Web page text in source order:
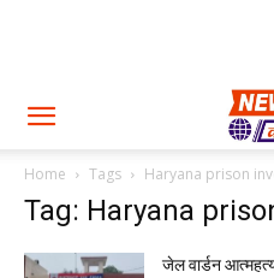
Home Tags Haryana prison
Tag: Haryana
जेल वार्डन